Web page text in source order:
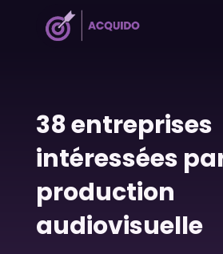
38 entreprises
intéressées
production
audiovisuelle